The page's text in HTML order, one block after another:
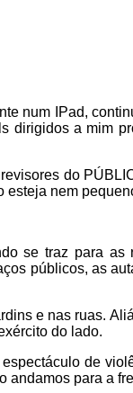
num IPad,
dirigidos a mim
do
esteja nem
se traz para as
públicos, as
e nas ruas.
do lado.
de
andamos para a